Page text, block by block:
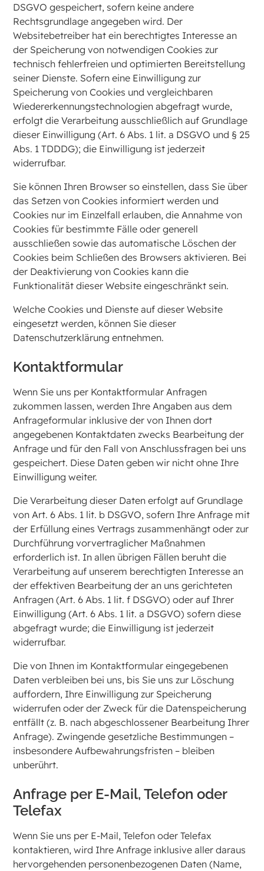
DSGVO gespeichert, sofern keine andere
Rechtsgrundlage angegeben wird. Der
Websitebetreiber hat ein berechtigtes Interesse an
der Speicherung von notwendigen Cookies zur
technisch fehlerfreien und optimierten Bereitstellung
seiner Dienste. Sofern eine Einwilligung zur
Speicherung von Cookies und vergleichbaren
Wiedererkennungstechnologien abgefragt wurde,
erfolgt die Verarbeitung ausschließlich auf Grundlage
dieser Einwilligung (Art. 6 Abs. 1 lit. a DSGVO und § 25
Abs. 1 TDDDG); die Einwilligung ist jederzeit
widerrufbar.
Sie können Ihren Browser so einstellen, dass Sie über
das Setzen von Cookies informiert werden und
Cookies nur im Einzelfall erlauben, die Annahme von
Cookies für bestimmte Fälle oder generell
ausschließen sowie das automatische Löschen der
Cookies beim Schließen des Browsers aktivieren. Bei
der Deaktivierung von Cookies kann die
Funktionalität dieser Website eingeschränkt sein.
Welche Cookies und Dienste auf dieser Website
eingesetzt werden, können Sie dieser
Datenschutzerklärung entnehmen.
Kontaktformular
Wenn Sie uns per Kontaktformular Anfragen
zukommen lassen, werden Ihre Angaben aus dem
Anfrageformular inklusive der von Ihnen dort
angegebenen Kontaktdaten zwecks Bearbeitung der
Anfrage und für den Fall von Anschlussfragen bei uns
gespeichert. Diese Daten geben wir nicht ohne Ihre
Einwilligung weiter.
Die Verarbeitung dieser Daten erfolgt auf Grundlage
von Art. 6 Abs. 1 lit. b DSGVO, sofern Ihre Anfrage mit
der Erfüllung eines Vertrags zusammenhängt oder zur
Durchführung vorvertraglicher Maßnahmen
erforderlich ist. In allen übrigen Fällen beruht die
Verarbeitung auf unserem berechtigten Interesse an
der effektiven Bearbeitung der an uns gerichteten
Anfragen (Art. 6 Abs. 1 lit. f DSGVO) oder auf Ihrer
Einwilligung (Art. 6 Abs. 1 lit. a DSGVO) sofern diese
abgefragt wurde; die Einwilligung ist jederzeit
widerrufbar.
Die von Ihnen im Kontaktformular eingegebenen
Daten verbleiben bei uns, bis Sie uns zur Löschung
auffordern, Ihre Einwilligung zur Speicherung
widerrufen oder der Zweck für die Datenspeicherung
entfällt (z. B. nach abgeschlossener Bearbeitung Ihrer
Anfrage). Zwingende gesetzliche Bestimmungen –
insbesondere Aufbewahrungsfristen – bleiben
unberührt.
Anfrage per E-Mail, Telefon oder
Telefax
Wenn Sie uns per E-Mail, Telefon oder Telefax
kontaktieren, wird Ihre Anfrage inklusive aller daraus
hervorgehenden personenbezogenen Daten (Name,